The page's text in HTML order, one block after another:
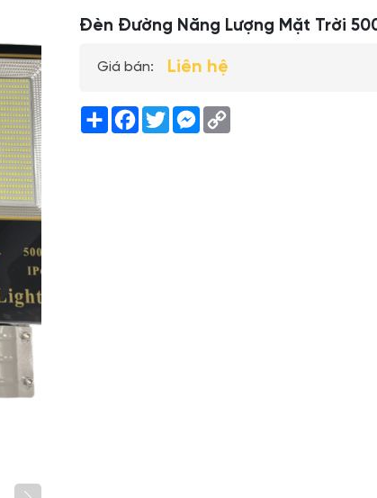
Đèn Đường Năng Lượng Mặt Trời
Giá bán: Liên hệ
ShareFacebook
TwitterMessenger